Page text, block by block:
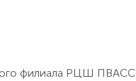
филиала РЦШ ПВАСС